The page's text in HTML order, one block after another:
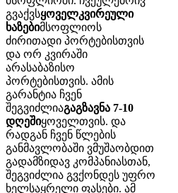
გვაქვსყოველკვირეული
ხაზებიმსოფლიოს
ძირითადი პორტებისთვის
და ორ კვირაში
არასაბაზისო
პორტებისთვის. ამის
გარანტია ჩვენ
შეგვიძლიაგაგზავნა 7-10
დღეშიყოველთვის. და
რადგან ჩვენ წლების
განმავლობაში ვმუშაობდით
გადამზიდავ კომპანიასთან,
შეგვიძლია გვქონდეს უფრო
ხელსაყრელი ფასები. ამ